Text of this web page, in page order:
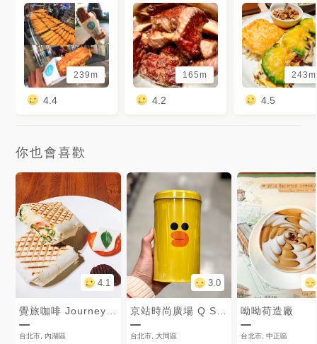
239m
4.4
165m
4.2
243m
4.5
你也會喜歡
4.1
覺旅咖啡 JourneyKaffe
台北市, 內湖區
3.0
京站時尚廣場 Q Square
台北市, 大同區
呦呦荷造廠
台北市, 中正區